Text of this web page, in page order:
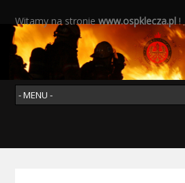
Witamy na stroniewww.ospklecza.pl!